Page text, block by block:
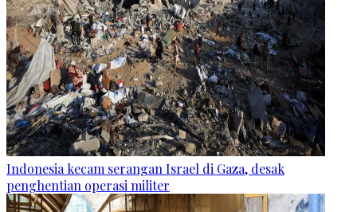
Indonesia kecam serangan Israel di Gaza, desak
penghentian operasi militer